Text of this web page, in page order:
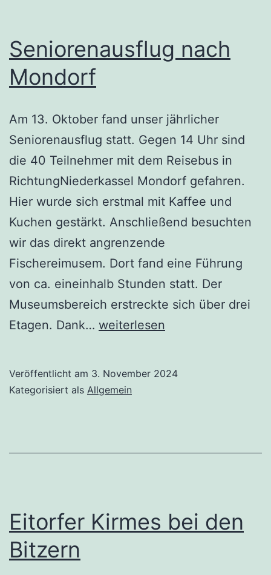
Seniorenausflug nach
Mondorf
Am 13. Oktober fand unser jährlicher
Seniorenausflug statt. Gegen 14 Uhr sind
die 40 Teilnehmer mit dem Reisebus in
RichtungNiederkassel Mondorf gefahren.
Hier wurde sich erstmal mit Kaffee und
Kuchen gestärkt. Anschließend besuchten
wir das direkt angrenzende
Fischereimusem. Dort fand eine Führung
von ca. eineinhalb Stunden statt. Der
Museumsbereich erstreckte sich über drei
Etagen. Dank… Seniorenausflug
weiterlesen
Veröffentlicht am 3. November 2024
Kategorisiert als Allgemein
Eitorfer Kirmes bei den
Bitzern